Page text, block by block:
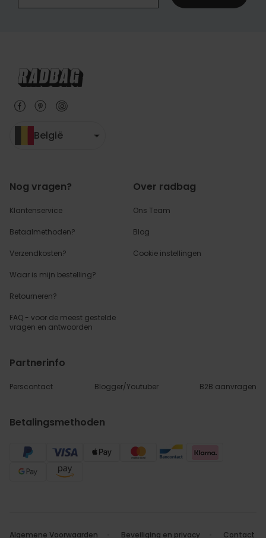
België
Nog vragen?
Klantenservice
Betaalmethoden?
Verzendkosten?
Waar is mijn bestelling?
Retourneren?
FAQ - voor de meest gestelde
vragen en antwoorden
Over radbag
Ons Team
Blog
Cookie instellingen
Partnerinfo
Perscontact Blogger/Youtuber B2B aanvragen
Betalingsmethoden
Algemene Voorwaarden Beveiliging en privacy Contact